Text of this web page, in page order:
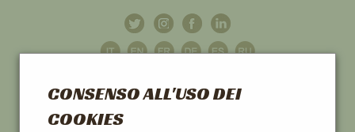
CONSENSO ALL'USO DEI
COOKIES